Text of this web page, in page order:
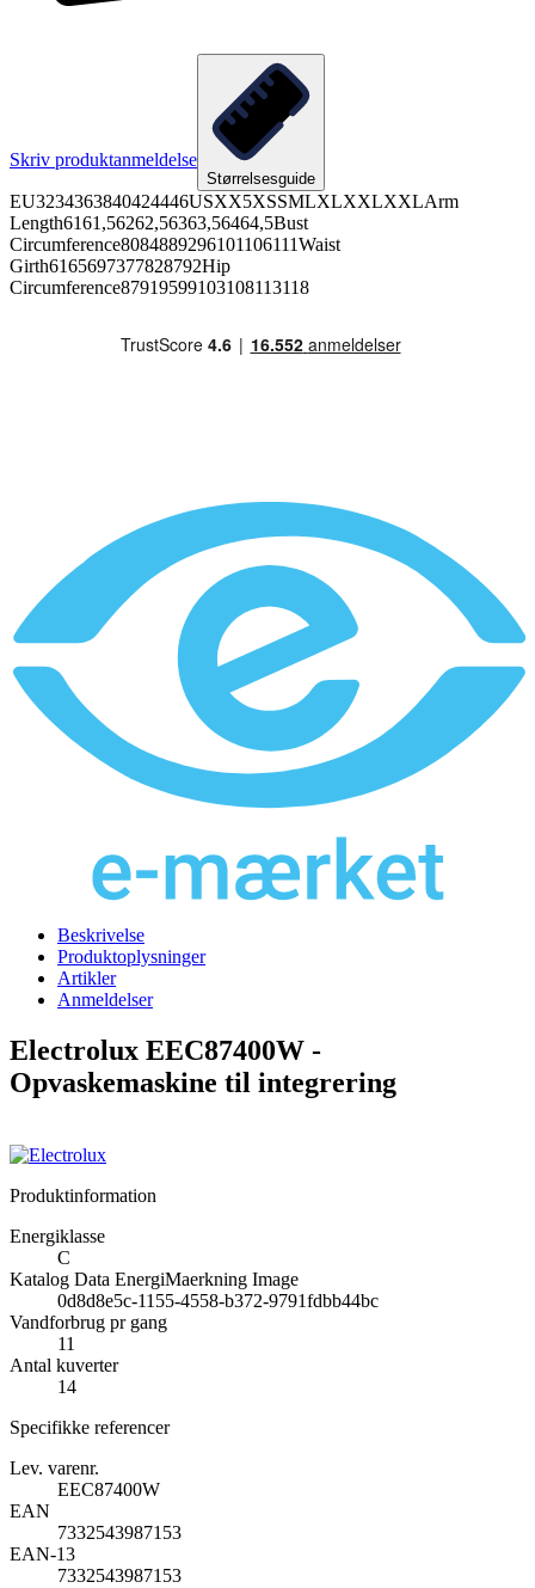
Skriv produktanmeldelse
Størrelsesguide
EU3234363840424446USXX5XSSMLXLXXLXXLArm
Length6161,56262,56363,56464,5Bust
Circumference8084889296101106111Waist
Girth6165697377828792Hip
Circumference87919599103108113118
Beskrivelse
Produktoplysninger
Artikler
Anmeldelser
Electrolux EEC87400W -
Opvaskemaskine til integrering
Produktinformation
Energiklasse
C
Katalog Data EnergiMaerkning Image
0d8d8e5c-1155-4558-b372-9791fdbb44bc
Vandforbrug pr gang
11
Antal kuverter
14
Specifikke referencer
Lev. varenr.
EEC87400W
EAN
7332543987153
EAN-13
7332543987153